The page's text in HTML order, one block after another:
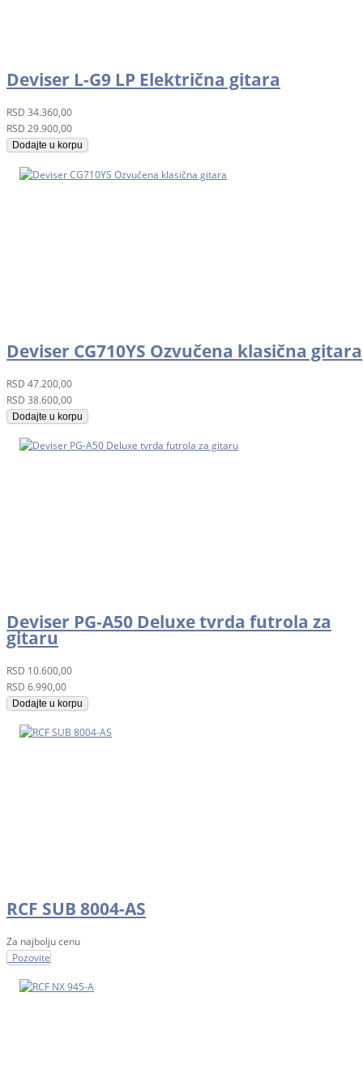
Deviser L-G9 LP Električna gitara
RSD 34.360,00
RSD 29.900,00
Dodajte u korpu
Deviser CG710YS Ozvučena klasična gitara
RSD 47.200,00
RSD 38.600,00
Dodajte u korpu
Deviser PG-A50 Deluxe tvrda futrola za
gitaru
RSD 10.600,00
RSD 6.990,00
Dodajte u korpu
RCF SUB 8004-AS
Za najbolju cenu
Pozovite